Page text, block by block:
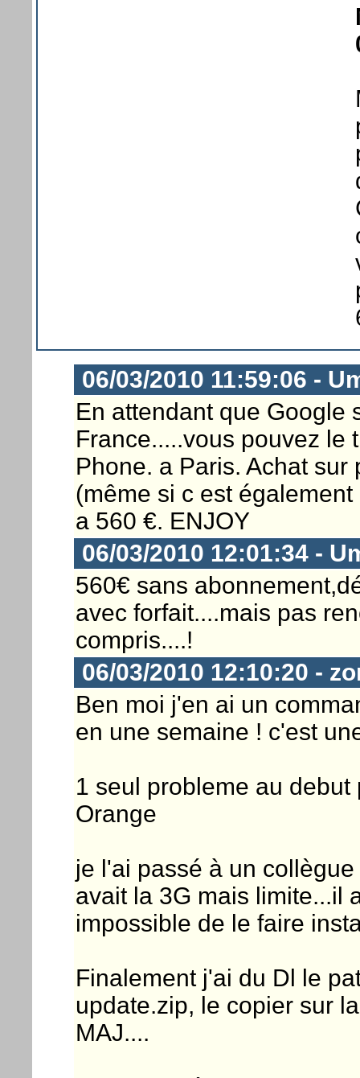
06/03/2010 11:59:06 -
En attendant que Google
France.....vous pouvez le
Phone. a Paris. Achat
(même si c est
a 560 €. ENJOY
06/03/2010 12:01:34 -
560€ sans
avec forfait....mais pas
compris....!
06/03/2010 12:10:20 -
Ben moi j'en ai un
en une semaine ! c'est
1 seul probleme au
Orange
je l'ai passé à un
avait la 3G mais limite...il
impossible de le faire
Finalement j'ai du Dl le
update.zip, le copier sur
MAJ....